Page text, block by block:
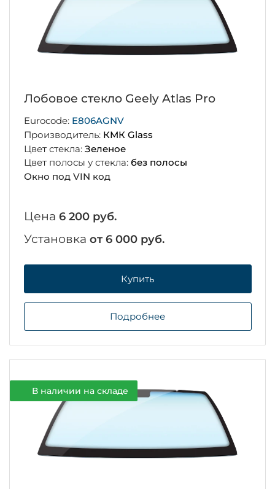
Лобовое стекло Geely Atlas Pro
Eurocode: E806AGNV
Производитель: КМК Glass
Цвет стекла: Зеленое
Цвет полосы у стекла: без полосы
Окно под VIN код
Цена 6 200 руб.
Установка от 6 000 руб.
Купить
Подробнее
В наличии на складе